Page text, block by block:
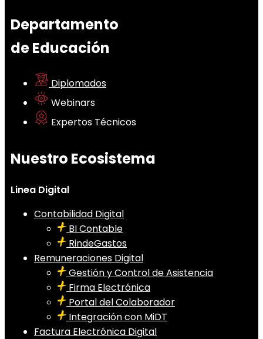
Departamento
de Educación
Diplomados
Webinars
Expertos Técnicos
Nuestro Ecosistema
Linea Digital
Contabilidad Digital
BI Contable
RindeGastos
Remuneraciones Digital
Gestión y Control de Asistencia
Firma Electrónica
Portal del Colaborador
Integración con MiDT
Factura Electrónica Digital